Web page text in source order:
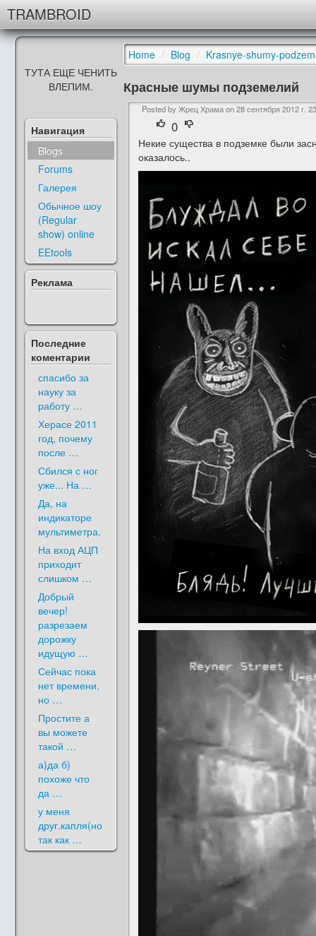
TRAMBROID
ТУТА ЕЩЕ ЧЕНИТЬ
ВЛЕПИМ.
Навигация
Blogs
Forums
Галерея
Обычное шоу
(Regular
show) online
EEtools
Реклама
Последние
коментарии
спасибо за
науку за
работу …
Херасе 2011
год, почему
после …
Сбился с ног
уже... На …
Да, на
индикаторе
мультиметра.
На вход АЦП
приходит
слишком …
Добрый
вечер!
разрезаем
дорожку
идущую …
Сейчас пока
нет времени,
но …
Простите а
вы можете
такой …
а)да б)
похоже что
да …
у меня
друг.капля(но
так как …
Home / Blog / Krasnye-shumy-
Красные шумы подземелий
Posted by Жрец Храма on28 сентября 2012 г.
0
Некие существа в подземке были
оказалось..